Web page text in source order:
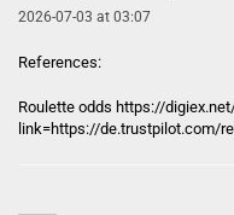
2026-07-03 at 03:07
References:
Roulette odds https://
link=https://de.trustpilot.com/